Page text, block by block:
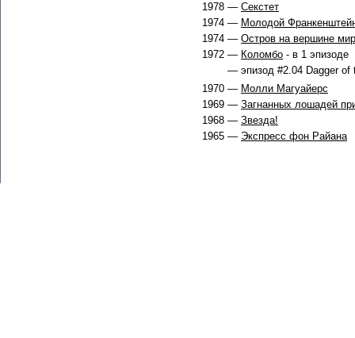
1978 — Секстет
1974 — Молодой
1974 — Остров на вершине
1972 — Коломбо - в 1 эпизоде
— эпизод #2.04 Dagger of
1970 — Молли Магуайерс
1969 — Загнанных лошадей
1968 — Звезда!
1965 — Экспресс фон Райана